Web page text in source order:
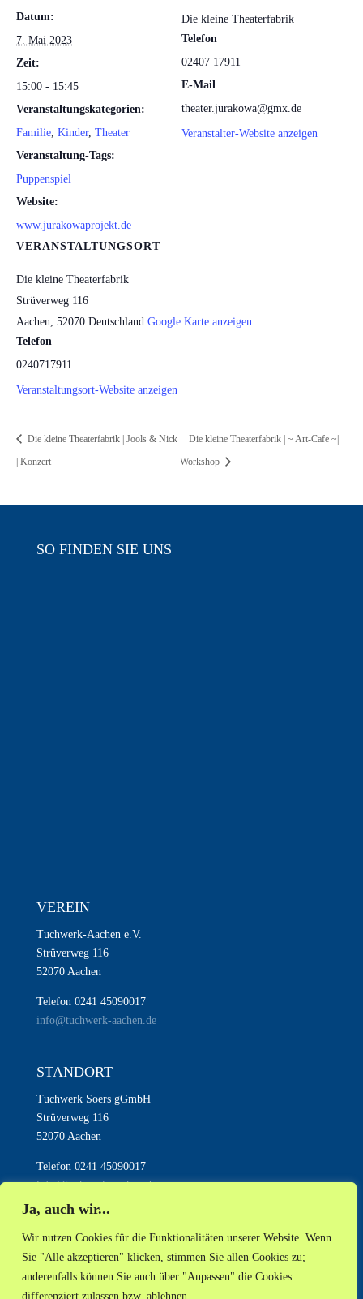
Ja, auch wir...
Wir nutzen Cookies für die Funktionalitäten unserer Website. Wenn
Sie "Alle akzeptieren" klicken, stimmen Sie allen Cookies zu;
anderenfalls können Sie auch über "Anpassen" die Cookies
differenziert zulassen bzw. ablehnen.
Datum:
7. Mai 2023
Zeit:
15:00 - 15:45
Veranstaltungskategorien:
Familie, Kinder, Theater
Veranstaltung-Tags:
Puppenspiel
Website:
www.jurakowaprojekt.de
VERANSTALTUNGSORT
Die kleine Theaterfabrik
Strüverweg 116
Aachen, 52070 Deutschland Google Karte anzeigen
Telefon
0240717911
Veranstaltungsort-Website anzeigen
Die kleine Theaterfabrik
Telefon
02407 17911
E-Mail
theater.jurakowa@gmx.de
Veranstalter-Website anzeigen
Die kleine Theaterfabrik | Jools & Nick
| Konzert
Die kleine Theaterfabrik | ~ Art-Cafe ~|
Workshop
SO FINDEN SIE UNS
VEREIN
Tuchwerk-Aachen e.V.
Strüverweg 116
52070 Aachen
Telefon 0241 45090017
info@tuchwerk-aachen.de
STANDORT
Tuchwerk Soers gGmbH
Strüverweg 116
52070 Aachen
Telefon 0241 45090017
info@tuchwerk-aachen.de
NEWSLETTER